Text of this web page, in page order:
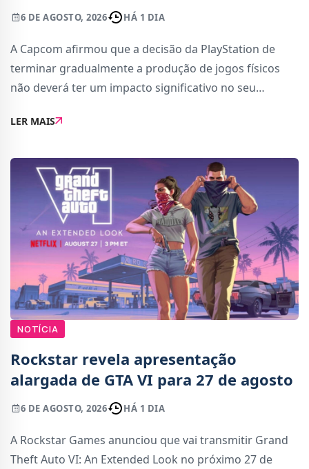
6 DE AGOSTO, 2026 HÁ 1 DIA
A Capcom afirmou que a decisão da PlayStation de
terminar gradualmente a produção de jogos físicos
não deverá ter um impacto significativo no seu
formato digital é uma evolução natural d
LER MAIS
NOTÍCIA
Rockstar revela apresentação
alargada de GTA VI para 27 de agosto
6 DE AGOSTO, 2026 HÁ 1 DIA
A Rockstar Games anunciou que vai transmitir Grand
Theft Auto VI: An Extended Look no próximo 27 de